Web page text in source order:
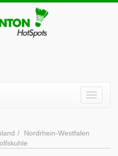
Nordrhein-Westfalen